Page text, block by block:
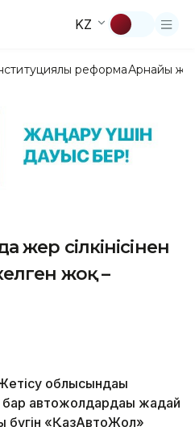
KZ
реформаАрнайы
жер сілкінісінен
жоқ –
облысындағы
автожолдардағы жағдай
бүгін «ҚазАвтоЖол»